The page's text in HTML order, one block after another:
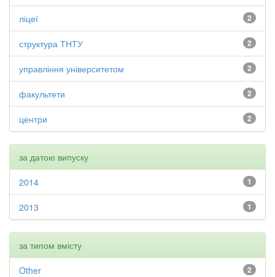
2
ліцеї
2
структура ТНТУ
2
управління університетом
2
факультети
2
центри
за датою випуску
1
2014
1
2013
за типом вмісту
2
Other